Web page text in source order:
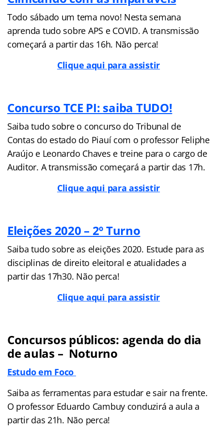
Todo sábado um tema novo! Nesta semana
aprenda tudo sobre APS e COVID. A transmissão
começará a partir das 16h. Não perca!
Clique aqui para assistir
Concurso TCE PI: saiba TUDO!
Saiba tudo sobre o concurso do Tribunal de
Contas do estado do Piauí com o professor Feliphe
Araújo e Leonardo Chaves e treine para o cargo de
Auditor. A transmissão começará a partir das 17h.
Clique aqui para assistir
Eleições 2020 – 2º Turno
Saiba tudo sobre as eleições 2020. Estude para as
disciplinas de direito eleitoral e atualidades a
partir das 17h30. Não perca!
Clique aqui para assistir
Concursos públicos: agenda do dia
de aulas – Noturno
Estudo em Foco
Saiba as ferramentas para estudar e sair na frente.
O professor Eduardo Cambuy conduzirá a aula a
partir das 21h. Não perca!